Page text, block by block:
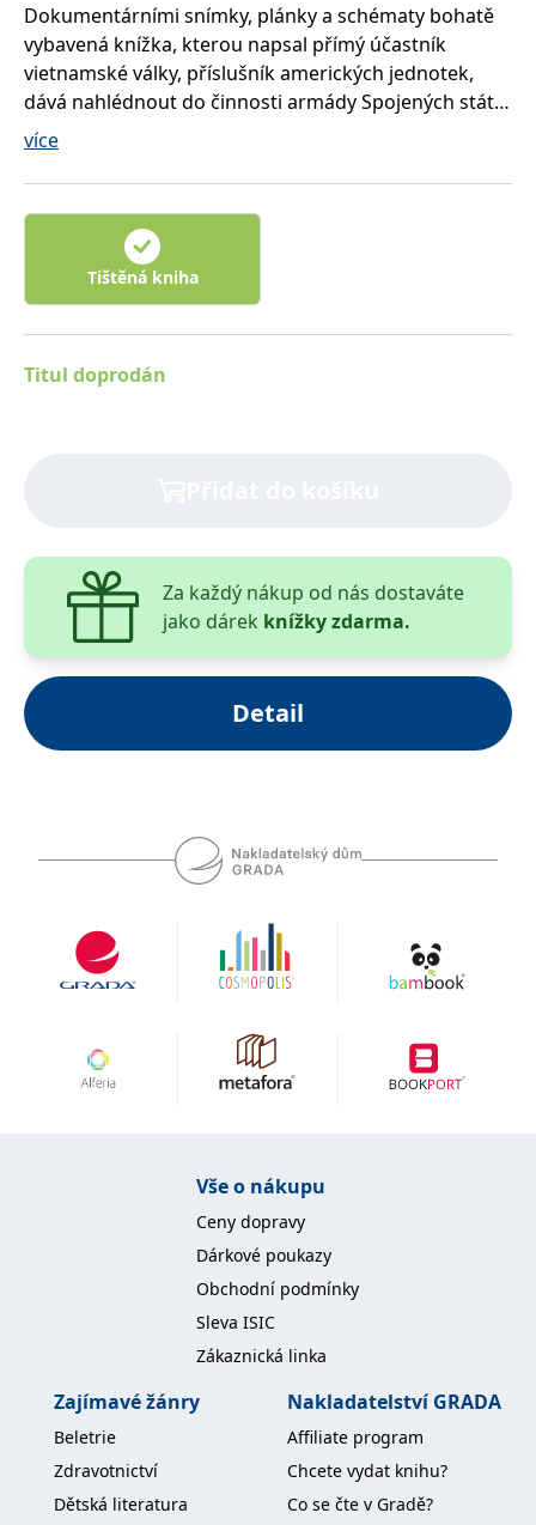
Dokumentárními snímky, plánky a schématy bohatě
vybavená knížka, kterou napsal přímý účastník
vietnamské války, příslušník amerických jednotek,
dává nahlédnout do činnosti armády Spojených států
na území Jižního Vietnamu, ovládaného
severovietnamským Vietkongem. Úkolem amerických
vojáků bylo zorganizovat zde obranu a vybudovat
úderné oddíly, s cílem zabránit nepříteli v dalším
rozšiřování vlivu. K tomuto účelu vybudovali
opevněné tábory zcela přizpůsobené modernímu
vedení války. Kniha pojednává o tom, jak byly tyto
tábory stavěny, rozšiřovány a bráněny, jakými
zbraněmi byly vybaveny a jaké druhy překážek a
zátarasů je chránily.
více
Tištěná kniha
Titul doprodán
Za každý nákup od nás dostaváte
jako dárek knížky zdarma.
Detail
Vše o nákupu
Ceny dopravy
Dárkové poukazy
Obchodní podmínky
Sleva ISIC
Zákaznická linka
Zajímavé žánry
Beletrie
Zdravotnictví
Dětská literatura
Nakladatelství GRADA
Affiliate program
Chcete vydat knihu?
Co se čte v Gradě?